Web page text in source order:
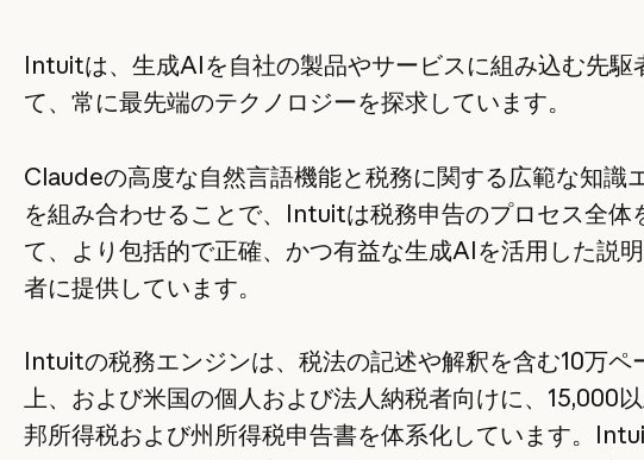
Intuitは、生成AIを自社の製品やサービスに組み込む先駆
て、常に最先端のテクノロジーを探求しています。
Claudeの高度な自然言語機能と税務に関する広範な知識
を組み合わせることで、Intuitは税務申告のプロセス全体
て、より包括的で正確、かつ有益な生成AIを活用した説
者に提供しています。
Intuitの税務エンジンは、税法の記述や解釈を含む10万ペ
上、および米国の個人および法人納税者向けに、15,000
邦所得税および州所得税申告書を体系化しています。